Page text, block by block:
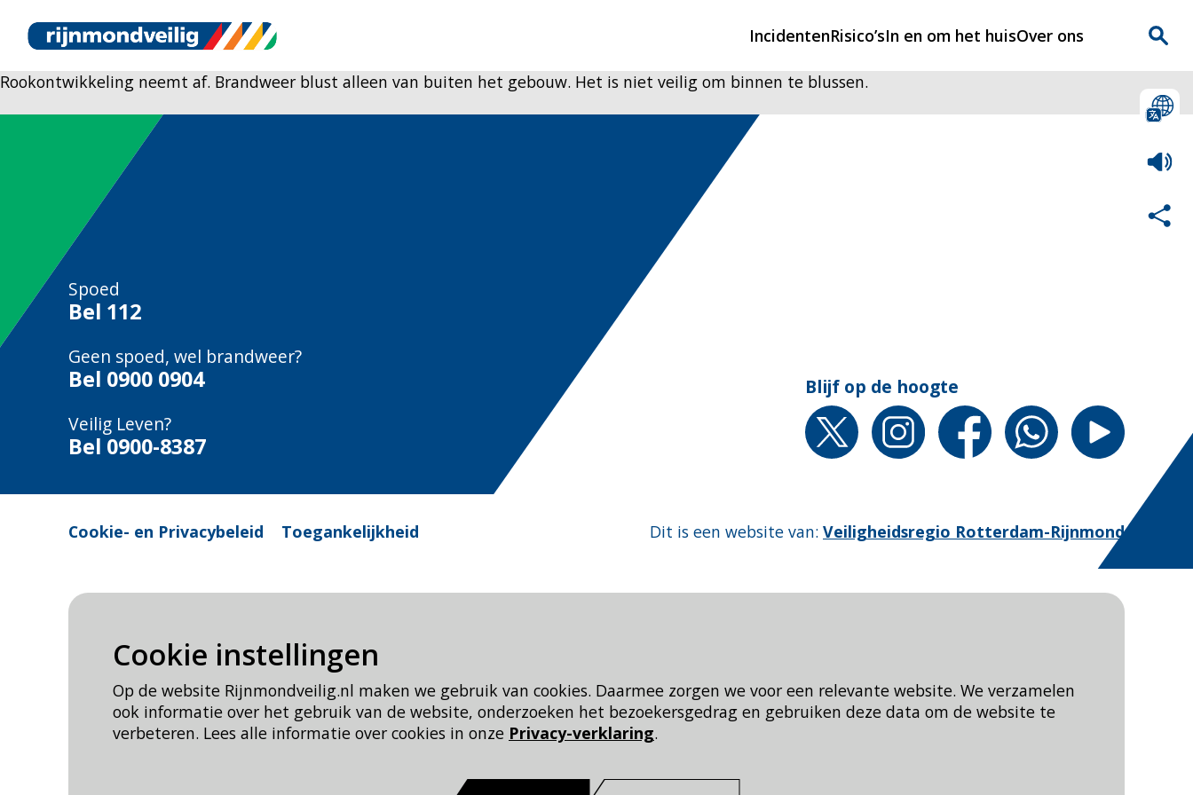
Cookie instellingen
Op de website Rijnmondveilig.nl maken we gebruik van cookies. Daarmee zorgen we voor een relevante website. We verzamelen
ook informatie over het gebruik van de website, onderzoeken het bezoekersgedrag en gebruiken deze data om de website te
verbeteren. Lees alle informatie over cookies in onze Privacy-verklaring.
Incidenten
Hulpdiensten nodig?
CIN-meldingen
Risico’sIn en om het huisOver ons
Rookontwikkeling neemt af. Brandweer blust alleen van buiten het gebouw. Het is niet veilig om binnen te blussen.
Spoed
Bel 112
Geen spoed, wel brandweer?
Bel 0900 0904
Veilig Leven?
Bel 0900-8387
Blijf op de hoogte
Cookie- en Privacybeleid Toegankelijkheid Dit is een website van: Veiligheidsregio Rotterdam-Rijnmond